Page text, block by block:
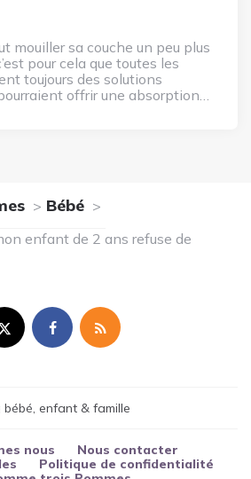
mouiller sa couche un peu plus
pour cela que toutes les
toujours des solutions
offrir une absorption…
Bébé
enfant de 2 ans refuse de
bébé, enfant & famille
nous
Nous contacter
Politique de confidentialité